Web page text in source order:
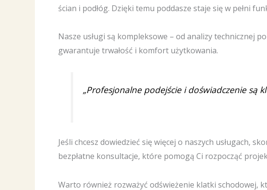
ścian i podłóg. Dzięki temu poddasze staje się w pełni
Nasze usługi są kompleksowe – od analizy technicznej
gwarantuje trwałość i komfort użytkowania.
„Profesjonalne podejście i doświadczenie są
Jeśli chcesz dowiedzieć się więcej o naszych usługach,
bezpłatne konsultacje, które pomogą Ci rozpocząć
Warto również rozważyć odświeżenie klatki schodowej,